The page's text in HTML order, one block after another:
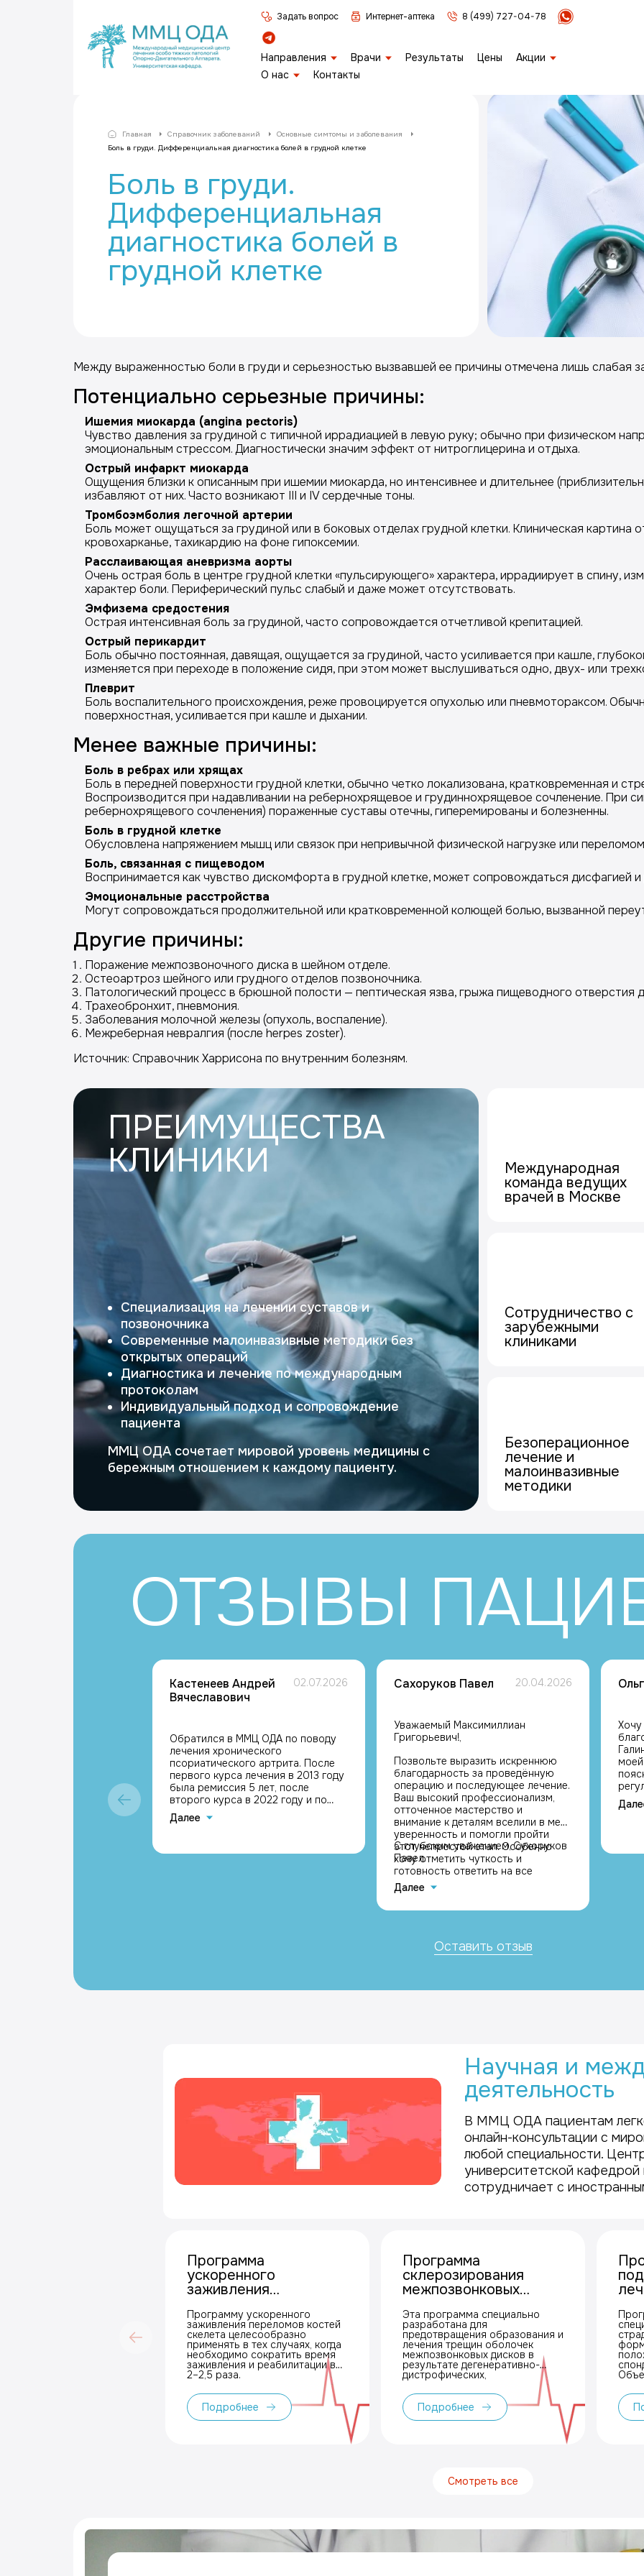
Задать вопрос Интернет-аптека 8 (499) 727-04-78
Направления Врачи Результаты Цены
Акции
О нас
Контакты
Главная Справочник заболеваний
Основные симтомы и заболевания
Боль в груди. Дифференциальная диагностика болей в грудной клетке
Боль в груди.
Дифференциальная
диагностика болей в
грудной клетке
Между выраженностью боли в груди и серьезностью вызвавшей ее причины отмечена лишь слабая
Потенциально серьезные причины:
Ишемия миокарда (angina pectoris)
Чувство давления за грудиной с типичной иррадиацией в левую руку; обычно при физическом
эмоциональным стрессом. Диагностически значим эффект от нитроглицерина и отдыха.
Острый инфаркт миокарда
Ощущения близки к описанным при ишемии миокарда, но интенсивнее и длительнее
избавляют от них. Часто возникают III и IV сердечные тоны.
Тромбоэмболия легочной артерии
Боль может ощущаться за грудиной или в боковых отделах грудной клетки. Клиническая картина
кровохарканье, тахикардию на фоне гипоксемии.
Расслаивающая аневризма аорты
Очень острая боль в центре грудной клетки «пульсирующего» характера, иррадиирует в спину,
характер боли. Периферический пульс слабый и даже может отсутствовать.
Эмфизема средостения
Острая интенсивная боль за грудиной, часто сопровождается отчетливой крепитацией.
Острый перикардит
Боль обычно постоянная, давящая, ощущается за грудиной, часто усиливается при кашле,
изменяется при переходе в положение сидя, при этом может выслушиваться одно, двух- или
Плеврит
Боль воспалительного происхождения, реже провоцируется опухолью или пневмотораксом.
поверхностная, усиливается при кашле и дыхании.
Менее важные причины:
Боль в ребрах или хрящах
Боль в передней поверхности грудной клетки, обычно четко локализована, кратковременная и
Воспроизводится при надавливании на ребернохрящевое и грудиннохрящевое сочленение. При
ребернохрящевого сочленения) пораженные суставы отечны, гиперемированы и болезненны.
Боль в грудной клетке
Обусловлена напряжением мышц или связок при непривычной физической нагрузке или
Боль, связанная с пищеводом
Воспринимается как чувство дискомфорта в грудной клетке, может сопровождаться дисфагией и
Эмоциональные расстройства
Могут сопровождаться продолжительной или кратковременной колющей болью, вызванной
Другие причины:
Поражение межпозвоночного диска в шейном отделе.
Остеоартроз шейного или грудного отделов позвоночника.
Патологический процесс в брюшной полости — пептическая язва, грыжа пищеводного отверстия
Трахеобронхит, пневмония.
Заболевания молочной железы (опухоль, воспаление).
Межреберная невралгия (после herpes zoster).
Источник: Справочник Харрисона по внутренним болезням.
ПРЕИМУЩЕСТВА
КЛИНИКИ
Специализация на лечении суставов и
позвоночника
Современные малоинвазивные методики без
открытых операций
Диагностика и лечение по международным
протоколам
Индивидуальный подход и сопровождение
пациента
ММЦ ОДА сочетает мировой уровень медицины с
бережным отношением к каждому пациенту.
Международная
команда ведущих
врачей в Москве
Сотрудничество с
зарубежными
клиниками
Безоперационное
лечение и
малоинвазивные
методики
ОТЗЫВЫ
Кастенеев Андрей
Вячеславович
02.07.2026
Обратился в ММЦ ОДА по поводу
лечения хронического
псориатического артрита. После
первого курса лечения в 2013 году
была ремиссия 5 лет, после
второго курса в 2022 году и по
сегодняшний день (4 года)
ремиссия сохраняется.
Далее
Сахоруков Павел 20.04.2026
Уважаемый Максимиллиан
Григорьевич!,
Позвольте выразить искреннюю
благодарность за проведённую
операцию и последующее лечение.
Ваш высокий профессионализм,
отточенное мастерство и
внимание к деталям вселили в меня
уверенность и помогли пройти
этот непростой этап. Особенно
хочу отметить чуткость и
готовность ответить на все
вопросы — это значительно
облегчило восстановление.
Спасибо за то, что вы не просто
крепкого здоровья, благополучия
и дальнейших успехов в вашем
С глубоким уважением, Сухоруков
Павел.
Далее
если
то,
Оставить отзыв
Научная и
деятельность
В ММЦ ОДА пациентам
онлайн-консультации с
любой специальности.
университетской кафедрой
сотрудничает с
Программа
ускоренного
заживления
Программу ускоренного
заживления переломов костей
скелета целесообразно
применять в тех случаях, когда
необходимо сократить время
заживления и реабилитации в
2–2,5 раза.
Подробнее
Программа
склерозирования
межпозвонковых
Эта программа специально
разработана для
предотвращения образования и
лечения трещин оболочек
межпозвонковых дисков в
результате дегенеративно-
дистрофических,
воспалительных и
травматических повреждениях
позвоночника.
Подробнее
Смотреть все